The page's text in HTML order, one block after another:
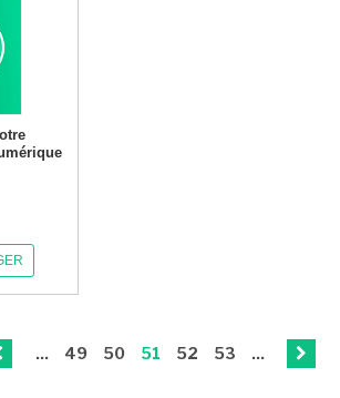
... 49 50 51 52 53 ...